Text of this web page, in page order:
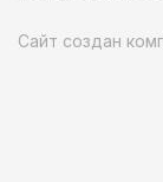
Сайт создан